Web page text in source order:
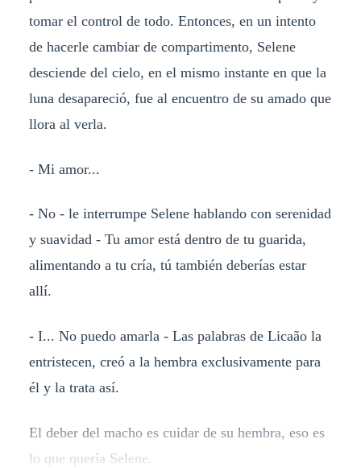
tomar el control de todo. Entonces, en un intento
de hacerle cambiar de compartimento, Selene
desciende del cielo, en el mismo instante en que la
luna desapareció, fue al encuentro de su amado que
llora al verla.
- Mi amor...
- No - le interrumpe Selene hablando con serenidad
y suavidad - Tu amor está dentro de tu guarida,
alimentando a tu cría, tú también deberías estar
allí.
- I... No puedo amarla - Las palabras de Licaão la
entristecen, creó a la hembra exclusivamente para
él y la trata así.
El deber del macho es cuidar de su hembra, eso es
lo que quería Selene.